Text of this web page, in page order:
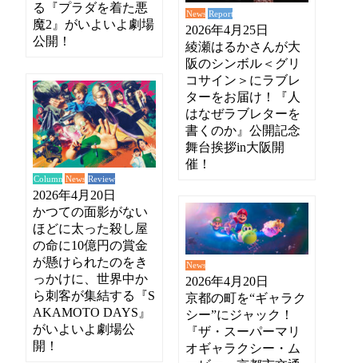
る『プラダを着た悪
魔2』がいよいよ劇場
公開！
News Report
2026年4月25日
綾瀬はるかさんが大
阪のシンボル＜グリ
コサイン＞にラブレ
ターをお届け！『人
はなぜラブレターを
書くのか』公開記念
舞台挨拶in大阪開
催！
Column News Review
2026年4月20日
かつての面影がない
ほどに太った殺し屋
の命に10億円の賞金
が懸けられたのをき
っかけに、世界中か
ら刺客が集結する『S
AKAMOTO DAYS』
がいよいよ劇場公
開！
News
2026年4月20日
京都の町を“ギャラク
シー”にジャック！
『ザ・スーパーマリ
オギャラクシー・ム